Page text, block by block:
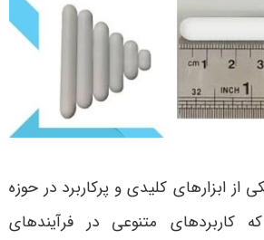
از ابزارهای کلیدی و پرکاربرد در حوزه
کاربردهای متنوعی در فرآیندهای